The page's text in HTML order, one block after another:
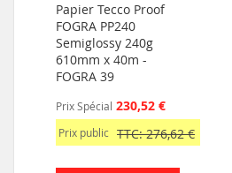
Papier Tecco Proof
FOGRA PP240
Semiglossy 240g
610mm x 40m -
FOGRA 39
Prix Spécial 230,52 €
Prix public TTC: 276,62 €